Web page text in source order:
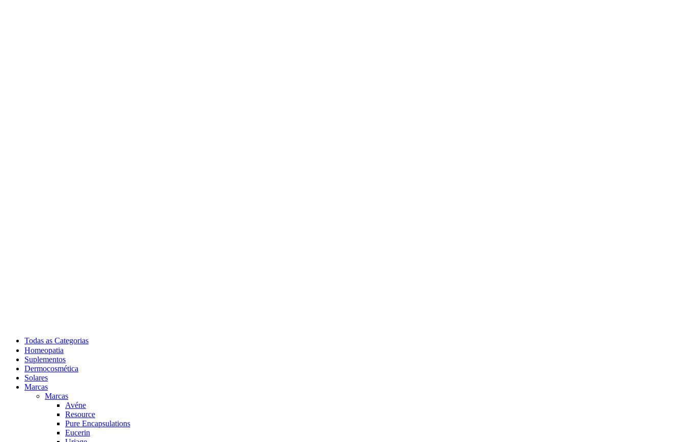
Todas as Categorias
Homeopatia
Suplementos
Dermocosmética
Solares
Marcas
Marcas
Avéne
Resource
Pure Encapsulations
Eucerin